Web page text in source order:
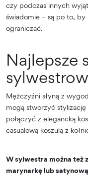
czy podczas innych
świadomie – są po to,
ograniczać.
Najlepsze
Mężczyźni słyną z
mogą stworzyć
połączyć z elegancką
casualową koszulą z
W sylwestra można też
marynarkę lub